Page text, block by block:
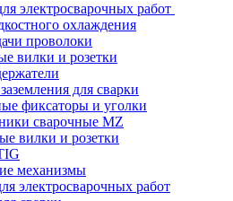
электросварочных работ
охлаждения
проволоки
вилки и розетки
для сварки
фиксаторы и уголки
сварочные MZ
вилки и розетки
механизмы
электросварочных работ